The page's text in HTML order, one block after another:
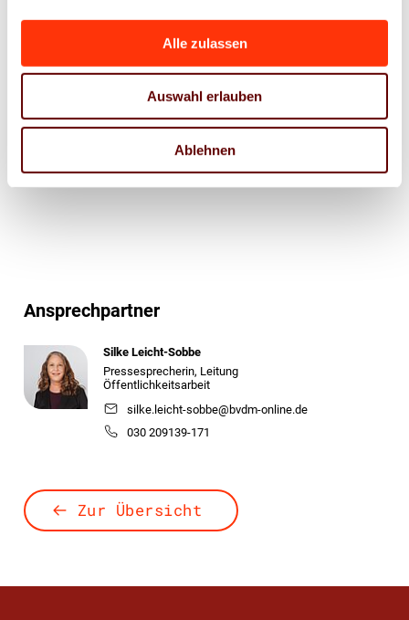
Alle zulassen
Auswahl erlauben
Ablehnen
E-
Drucker
Ansprechpartner
Silke Leicht-Sobbe
Pressesprecherin, Leitung
Öffentlichkeitsarbeit
silke.leicht-sobbe@bvdm-online.de
030 209139-171
Zur Übersicht